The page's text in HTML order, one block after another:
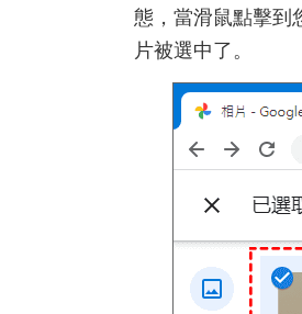
態，當滑鼠點擊到
片被選中了。